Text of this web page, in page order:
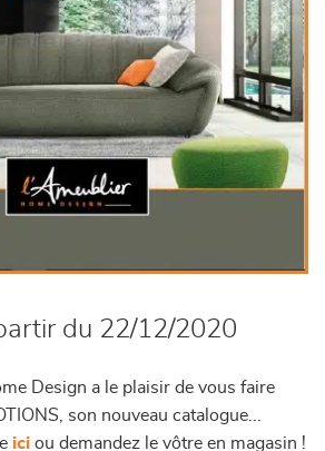
du 22/12/2020
Design a le plaisir de vous faire
son nouveau catalogue...
iciou demandez le vôtre en magasin !